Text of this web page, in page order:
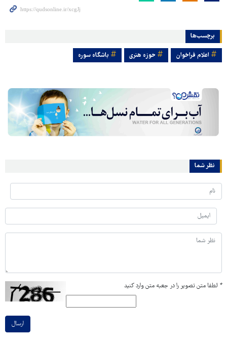
برچسب‌ها
اعلام فراخوان حوزه هنری باشگاه سوره
نظر شما
* لطفا متن تصویر را در جعبه متن وارد کنید
ارسال